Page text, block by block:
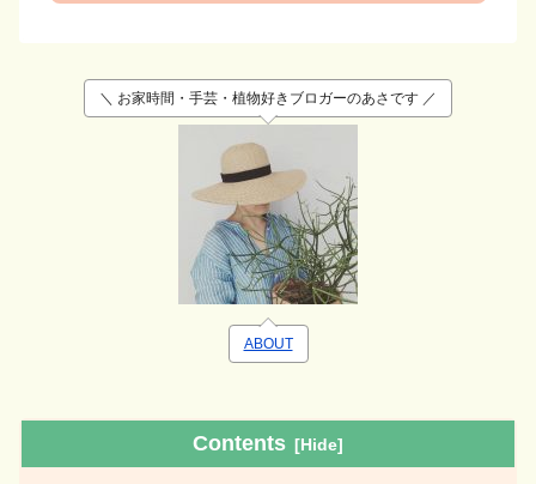
＼ お家時間・手芸・植物好きブロガーのあさです ／
ABOUT
Contents